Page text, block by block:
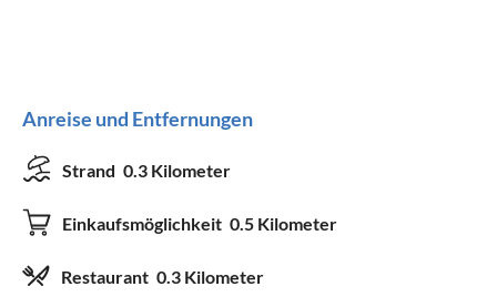
Anreise und Entfernungen
Strand 0.3 Kilometer
Einkaufsmöglichkeit 0.5 Kilometer
Restaurant 0.3 Kilometer